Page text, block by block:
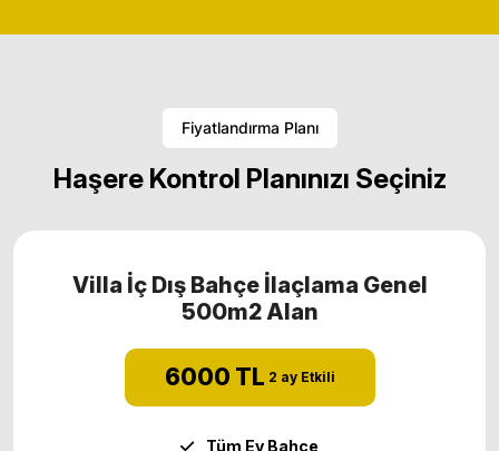
Fiyatlandırma Planı
Haşere Kontrol Planınızı Seçiniz
Villa İç Dış Bahçe İlaçlama Genel
500m2 Alan
6000 TL 2 ay Etkili
Tüm Ev Bahçe